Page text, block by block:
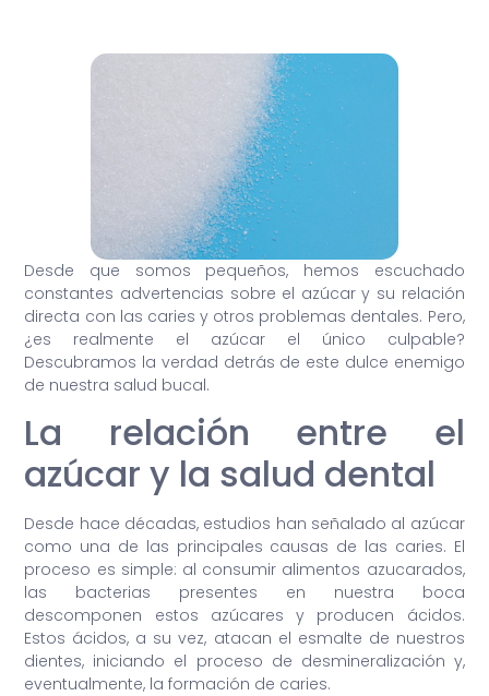
Desde que somos pequeños, hemos escuchado
constantes advertencias sobre el azúcar y su relación
directa con las caries y otros problemas dentales. Pero,
¿es realmente el azúcar el único culpable?
Descubramos la verdad detrás de este dulce enemigo
de nuestra salud bucal.
La relación entre el
azúcar y la salud dental
Desde hace décadas, estudios han señalado al azúcar
como una de las principales causas de las caries. El
proceso es simple: al consumir alimentos azucarados,
las bacterias presentes en nuestra boca
descomponen estos azúcares y producen ácidos.
Estos ácidos, a su vez, atacan el esmalte de nuestros
dientes, iniciando el proceso de desmineralización y,
eventualmente, la formación de caries.